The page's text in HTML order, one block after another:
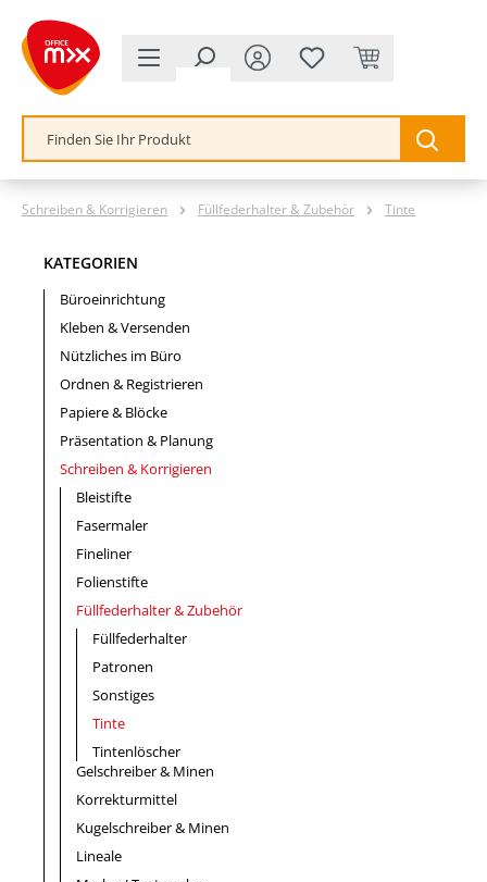
springen
Schreiben & Korrigieren Füllfederhalter & Zubehör Tinte
KATEGORIEN
Büroeinrichtung
Kleben & Versenden
Nützliches im Büro
Ordnen & Registrieren
Papiere & Blöcke
Präsentation & Planung
Schreiben & Korrigieren
Bleistifte
Fasermaler
Fineliner
Folienstifte
Füllfederhalter & Zubehör
Füllfederhalter
Patronen
Sonstiges
Tinte
Tintenlöscher
Gelschreiber & Minen
Korrekturmittel
Kugelschreiber & Minen
Lineale